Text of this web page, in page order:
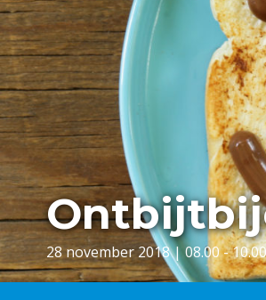
28 november 2018 | 08.00 -